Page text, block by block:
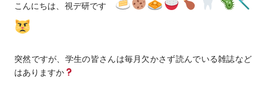
学科紹介パンフレット
卒業生の活躍
教員・スタッフ
設備・工房
卒業制作アーカイブ
主任教授より
修士/博士論文・制作
イベント
CONTACT展
主な就職先・進学先
入試情報
こんにちは、視デ研です
突然ですが、学生の皆さんは毎月欠かさず読んでいる雑誌など
はありますか